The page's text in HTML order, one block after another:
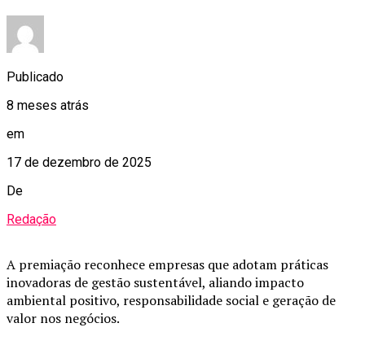
Publicado
8 meses atrás
em
17 de dezembro de 2025
De
Redação
A premiação reconhece empresas que adotam práticas
inovadoras de gestão sustentável, aliando impacto
ambiental positivo, responsabilidade social e geração de
valor nos negócios.